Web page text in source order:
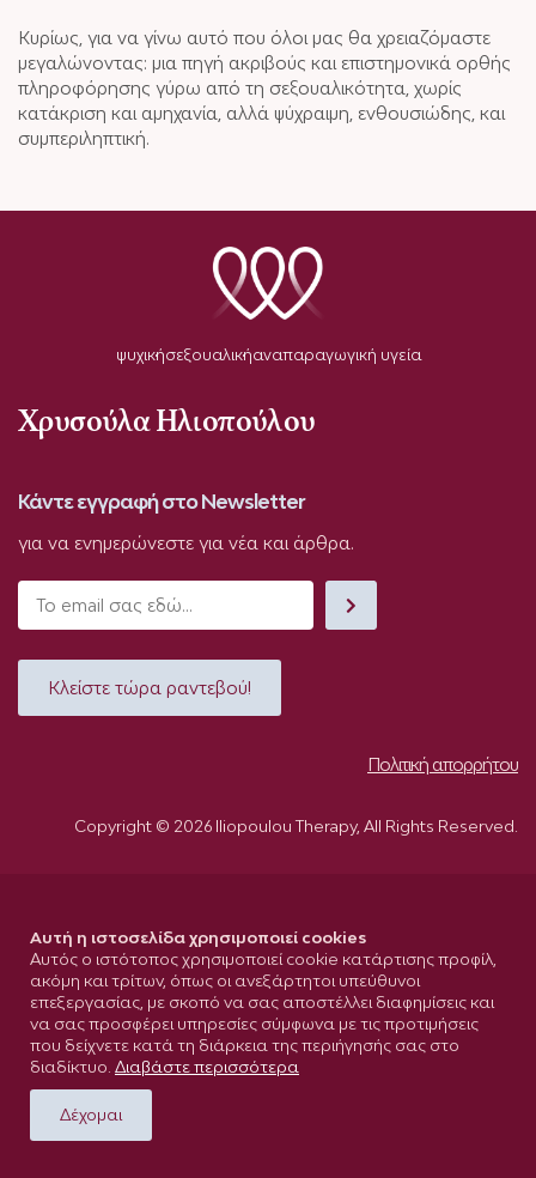
Κυρίως, για να γίνω αυτό που όλοι μας θα χρειαζόμαστε
μεγαλώνοντας: μια πηγή ακριβούς και επιστημονικά ορθής
πληροφόρησης γύρω από τη σεξουαλικότητα, χωρίς
κατάκριση και αμηχανία, αλλά ψύχραιμη, ενθουσιώδης, και
συμπεριληπτική.
ψυχικήσεξουαλικήαναπαραγωγική υγεία
Χρυσούλα Ηλιοπούλου
Κάντε εγγραφή στο Newsletter
για να ενημερώνεστε για νέα και άρθρα.
Κλείστε τώρα ραντεβού!
Πολιτική απορρήτου
Copyright © 2026 Iliopoulou Therapy, All Rights Reserved.
Αυτή η ιστοσελίδα χρησιμοποιεί cookies
Αυτός ο ιστότοπος χρησιμοποιεί cookie κατάρτισης προφίλ,
ακόμη και τρίτων, όπως οι ανεξάρτητοι υπεύθυνοι
επεξεργασίας, με σκοπό να σας αποστέλλει διαφημίσεις και
να σας προσφέρει υπηρεσίες σύμφωνα με τις προτιμήσεις
που δείχνετε κατά τη διάρκεια της περιήγησής σας στο
διαδίκτυο. Διαβάστε περισσότερα
Δέχομαι